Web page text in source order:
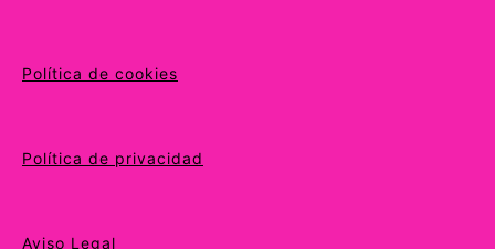
Política de cookies
Política de privacidad
Aviso Legal